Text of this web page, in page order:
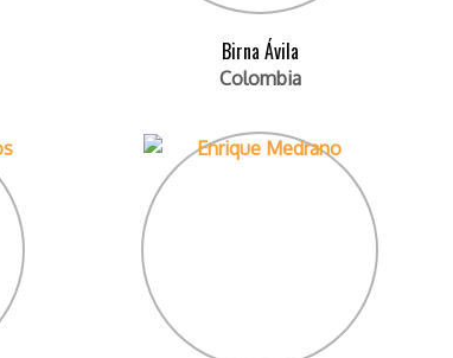
Birna Ávila
Colombia